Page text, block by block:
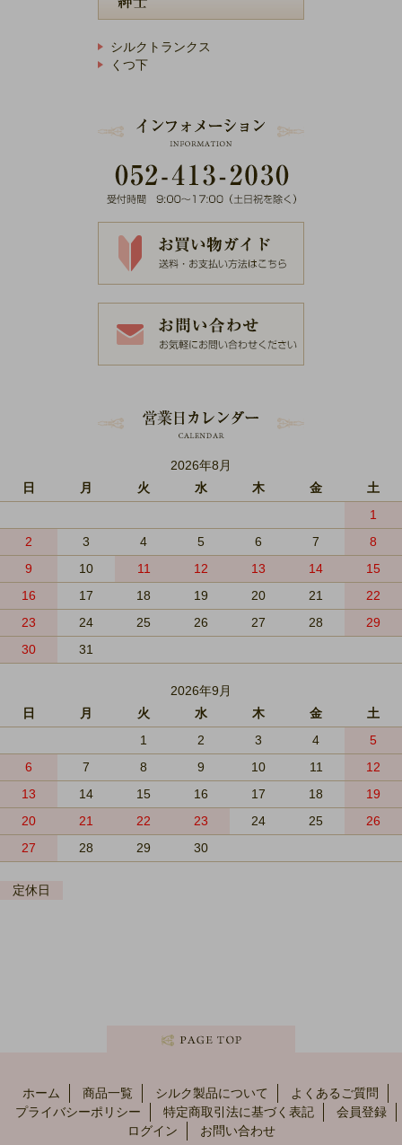
シルクトランクス
くつ下
2026年8月
日
月 火 水 木 金
土
1
2
3 4 5 6 7
8
9
10 11 12 13 14
15
16
17 18 19 20 21
22
23
24 25 26 27 28
29
30
31
2026年9月
日
月 火 水 木 金
土
1
2 3 4
5
6
7 8 9 10 11
12
13
14 15 16 17 18
19
20
21 22 23 24 25
26
27
28 29 30
定休日
ホーム 商品一覧 シルク製品について
よくあるご質問
プライバシーポリシー
特定商取引法に基づく表記
会員登録
ログイン
お問い合わせ